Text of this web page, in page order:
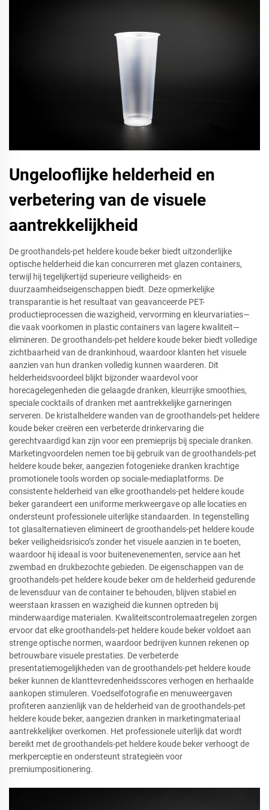
Ungelooflijke helderheid en
verbetering van de visuele
aantrekkelijkheid
De groothandels-pet heldere koude beker biedt uitzonderlijke
optische helderheid die kan concurreren met glazen containers,
terwijl hij tegelijkertijd superieure veiligheids- en
duurzaamheidseigenschappen biedt. Deze opmerkelijke
transparantie is het resultaat van geavanceerde PET-
productieprocessen die wazigheid, vervorming en kleurvariaties—
die vaak voorkomen in plastic containers van lagere kwaliteit—
elimineren. De groothandels-pet heldere koude beker biedt volledige
zichtbaarheid van de drankinhoud, waardoor klanten het visuele
aanzien van hun dranken volledig kunnen waarderen. Dit
helderheidsvoordeel blijkt bijzonder waardevol voor
horecagelegenheden die gelaagde dranken, kleurrijke smoothies,
speciale cocktails of dranken met aantrekkelijke garneringen
serveren. De kristalheldere wanden van de groothandels-pet heldere
koude beker creëren een verbeterde drinkervaring die
gerechtvaardigd kan zijn voor een premieprijs bij speciale dranken.
Marketingvoordelen nemen toe bij gebruik van de groothandels-pet
heldere koude beker, aangezien fotogenieke dranken krachtige
promotionele tools worden op sociale-mediaplatforms. De
consistente helderheid van elke groothandels-pet heldere koude
beker garandeert een uniforme merkweergave op alle locaties en
ondersteunt professionele uiterlijke standaarden. In tegenstelling
tot glasalternatieven elimineert de groothandels-pet heldere koude
beker veiligheidsrisico’s zonder het visuele aanzien in te boeten,
waardoor hij ideaal is voor buitenevenementen, service aan het
zwembad en drukbezochte gebieden. De eigenschappen van de
groothandels-pet heldere koude beker om de helderheid gedurende
de levensduur van de container te behouden, blijven stabiel en
weerstaan krassen en wazigheid die kunnen optreden bij
minderwaardige materialen. Kwaliteitscontrolemaatregelen zorgen
ervoor dat elke groothandels-pet heldere koude beker voldoet aan
strenge optische normen, waardoor bedrijven kunnen rekenen op
betrouwbare visuele prestaties. De verbeterde
presentatiemogelijkheden van de groothandels-pet heldere koude
beker kunnen de klanttevredenheidsscores verhogen en herhaalde
aankopen stimuleren. Voedselfotografie en menuweergaven
profiteren aanzienlijk van de helderheid van de groothandels-pet
heldere koude beker, aangezien dranken in marketingmateriaal
aantrekkelijker overkomen. Het professionele uiterlijk dat wordt
bereikt met de groothandels-pet heldere koude beker verhoogt de
merkperceptie en ondersteunt strategieën voor
premiumpositionering.